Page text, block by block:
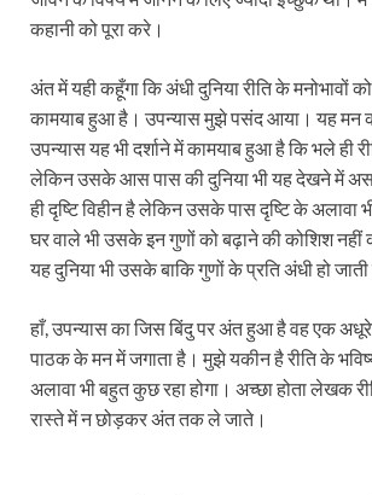
कहानी को पूरा करे।
अंत में यही कहूँगा कि अंधी दुनिया रीति के मनोभावों को
कामयाब हुआ है। उपन्यास मुझे पसंद आया। यह मन
उपन्यास यह भी दर्शाने में कामयाब हुआ है कि भले ही
लेकिन उसके आस पास की दुनिया भी यह देखने में
ही दृष्टि विहीन है लेकिन उसके पास दृष्टि के
घर वाले भी उसके इन गुणों को बढ़ाने की कोशिश
यह दुनिया भी उसके बाकि गुणों के प्रति अंधी हो जाती
हाँ, उपन्यास का जिस बिंदु पर अंत हुआ है वह एक
पाठक के मन में जगाता है। मुझे यकीन है रीति के
अलावा भी बहुत कुछ रहा होगा। अच्छा होता लेखक
रास्ते में न छोड़कर अंत तक ले जाते।